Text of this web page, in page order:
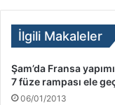
İlgili Makaleler
Şam’da Fransa
7 füze rampası ele
06/01/2013